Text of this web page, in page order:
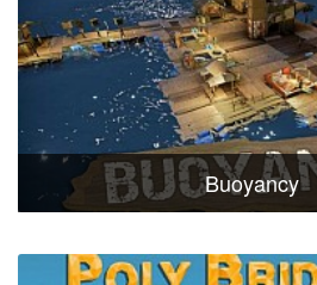
Buoyancy